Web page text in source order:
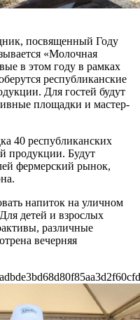
посвященный Году
«Молочная
в этом году в рамках
республиканские
Для гостей будут
площадки и мастер-
40 республиканских
продукции. Будут
фермерский рынок,
напиток на уличном
детей и взрослых
различные
вечерняя